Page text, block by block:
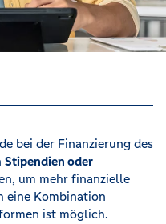
bei der Finanzierung des
Stipendien oder
um mehr finanzielle
eine Kombination
ist möglich.